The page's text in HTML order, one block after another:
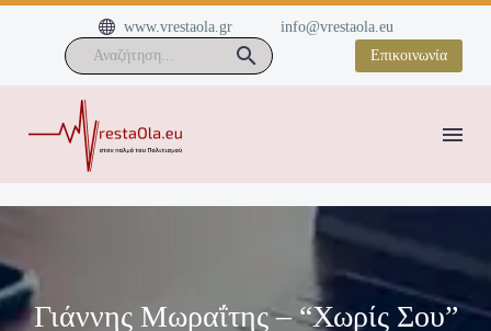

 www.vrestaola.gr
info@vrestaola.eu
Επικοινωνία
Γιάννης Μωραΐτης – “Χωρίς Σου”